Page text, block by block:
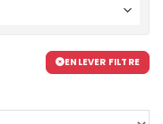
ENLEVER FILTRE